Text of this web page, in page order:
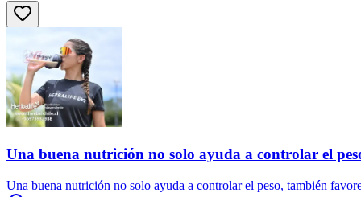
Una buena nutrición no solo ayuda a controlar el
Una buena nutrición no solo ayuda a controlar el peso, también